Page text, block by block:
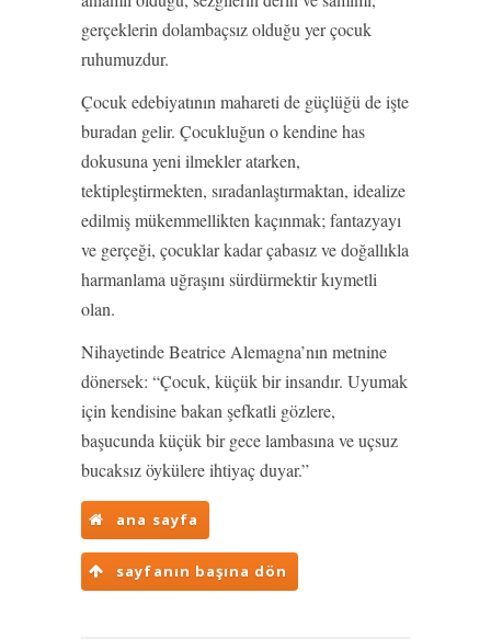
gerçeklerin dolambaçsız olduğu yer çocuk
ruhumuzdur.
Çocuk edebiyatının mahareti de güçlüğü de işte
buradan gelir. Çocukluğun o kendine has
dokusuna yeni ilmekler atarken,
tektipleştirmekten, sıradanlaştırmaktan, idealize
edilmiş mükemmellikten kaçınmak; fantazyayı
ve gerçeği, çocuklar kadar çabasız ve doğallıkla
harmanlama uğraşını sürdürmektir kıymetli
olan.
Nihayetinde Beatrice Alemagna’nın metnine
dönersek: “Çocuk, küçük bir insandır. Uyumak
için kendisine bakan şefkatli gözlere,
başucunda küçük bir gece lambasına ve uçsuz
bucaksız öykülere ihtiyaç duyar.”
ana sayfa
sayfanın başına dön